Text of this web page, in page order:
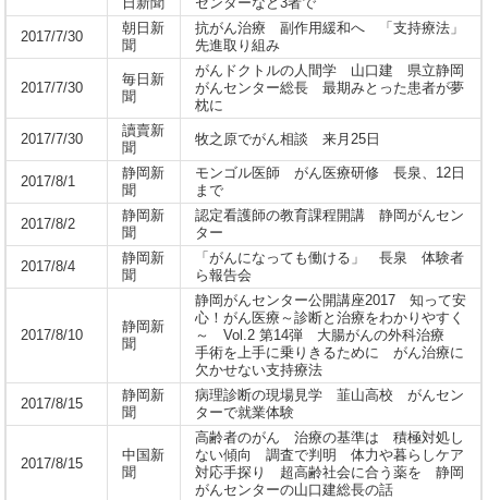
日新聞
センターなど3者で
2017/7/30
朝日新
聞
抗がん治療 副作用緩和へ 「支持療法」
先進取り組み
2017/7/30
毎日新
聞
がんドクトルの人間学 山口建 県立静岡
がんセンター総長 最期みとった患者が夢
枕に
2017/7/30
讀賣新
聞
牧之原でがん相談 来月25日
2017/8/1
静岡新
聞
モンゴル医師 がん医療研修 長泉、12日
まで
2017/8/2
静岡新
聞
認定看護師の教育課程開講 静岡がんセン
ター
2017/8/4
静岡新
聞
「がんになっても働ける」 長泉 体験者
ら報告会
2017/8/10
静岡新
聞
静岡がんセンター公開講座2017 知って安
心！がん医療～診断と治療をわかりやすく
～ Vol.2 第14弾 大腸がんの外科治療
手術を上手に乗りきるために がん治療に
欠かせない支持療法
2017/8/15
静岡新
聞
病理診断の現場見学 韮山高校 がんセン
ターで就業体験
2017/8/15
中国新
聞
高齢者のがん 治療の基準は 積極対処し
ない傾向 調査で判明 体力や暮らしケア
対応手探り 超高齢社会に合う薬を 静岡
がんセンターの山口建総長の話